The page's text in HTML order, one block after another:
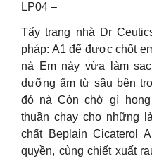
LP04 –
Tẩy trang nhà Dr
pháp: A1 để được chốt
nà Em này vừa làm
dưỡng ẩm từ sâu bên
đó nà Còn chờ gì
thuần chay cho những
chất Beplain Cicaterol
quyền, cùng chiết xuất